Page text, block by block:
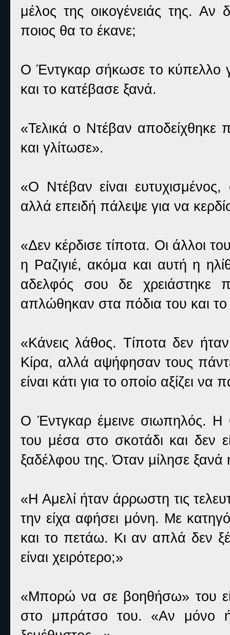
μέλος της οικογένειάς της. Αν
ποιος θα το έκανε;
Ο Έντγκαρ σήκωσε το κύπελλο
και το κατέβασε ξανά.
«Τελικά ο Ντέβαν
και γλίτωσε».
«Ο Ντέβαν είναι
αλλά επειδή πάλεψε για να
«Δεν κέρδισε τίποτα. Οι άλλοι
η Ραζιγιέ, ακόμα και αυτή η
αδελφός σου δε χρειάστηκε
απλώθηκαν στα πόδια του και
«Κάνεις λάθος. Τίποτα δεν
Κίρα, αλλά αψήφησαν τους
είναι κάτι για το οποίο αξίζει
Ο Έντγκαρ έμεινε σιωπηλός.
του μέσα στο σκοτάδι και δεν
ξαδέλφου της. Όταν μίλησε
«Η Αμελί ήταν άρρωστη τις
την είχα αφήσει μόνη. Με
και το πετάω. Κι αν απλά δεν
είναι χειρότερο;»
«Μπορώ να σε βοηθήσω» του
στο μπράτσο του. «Αν μόνο